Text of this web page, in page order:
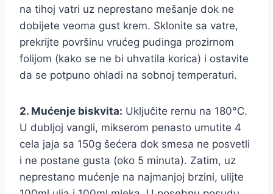
na tihoj vatri uz neprestano mešanje dok ne
dobijete veoma gust krem. Sklonite sa vatre,
prekrijte površinu vrućeg pudinga prozirnom
folijom (kako se ne bi uhvatila korica) i ostavite
da se potpuno ohladi na sobnoj temperaturi.
2. Mućenje biskvita: Uključite rernu na 180°C.
U dubljoj vangli, mikserom penasto umutite 4
cela jaja sa 150g šećera dok smesa ne posvetli
i ne postane gusta (oko 5 minuta). Zatim, uz
neprestano mućenje na najmanjoj brzini, ulijte